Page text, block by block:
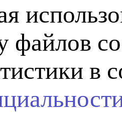
файлов
в